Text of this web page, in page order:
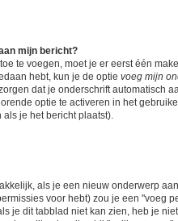
mijn bericht?
te voegen, moet je er eerst één
hebt, kun je de optie voeg mijn
dat je onderschrift automatisch
optie te activeren in het
je het bericht plaatst).
als je een nieuw onderwerp
voor hebt) zou je een "voeg
je dit tabblad niet kan zien, heb je